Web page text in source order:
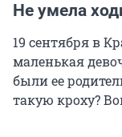
Не умела
19 сентября в
маленькая
были ее
такую кроху?